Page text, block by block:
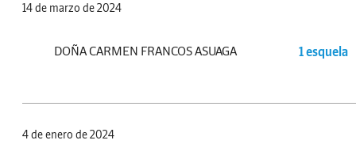
14 de marzo de 2024
DOÑA CARMEN FRANCOS ASUAGA 1 esquela
4 de enero de 2024